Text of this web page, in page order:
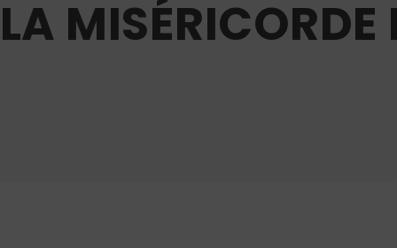
MISÉRICORDE